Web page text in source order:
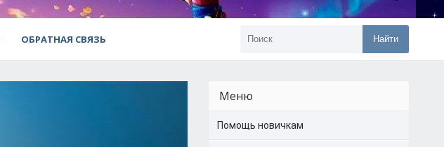
ОБРАТНАЯ СВЯЗЬ Найти
Меню
Помощь новичкам